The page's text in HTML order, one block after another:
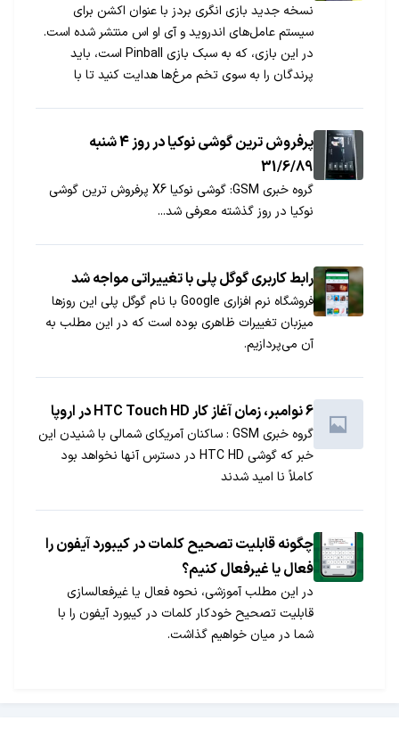
نسخه جدید بازی انگری بردز با عنوان اکشن برای
سیستم عامل‌های اندروید و آی او اس منتشر شده است.
در این بازی، که به سبک بازی Pinball است، باید
پرندگان را به سوی تخم مرغ‌ها هدایت کنید تا با
iOS در اختیارتان قرار گرفته است.
پرفروش ترین گوشی نوکیا در روز 4 شنبه
31/6/89
گروه خبری GSM: گوشی نوکیا X6 پرفروش ترین گوشی
نوکیا در روز گذشته معرفی شد...
رابط کاربری گوگل پلی با تغییراتی مواجه شد
فروشگاه نرم افزاری Google با نام گوگل پلی این روزها
میزبان تغییرات ظاهری بوده است که در این مطلب به
آن می‌پردازیم.
6 نوامبر، زمان آغاز کار HTC Touch HD در اروپا
گروه خبری GSM : ساکنان آمریکای شمالی با شنیدن این
خبر که گوشی HTC HD در دسترس آنها نخواهد بود
کاملاً نا امید شدند
چگونه قابلیت تصحیح کلمات در کیبورد آیفون را
فعال یا غیرفعال کنیم؟
در این مطلب آموزشی، نحوه فعال یا غیرفعالسازی
قابلیت تصحیح خودکار کلمات در کیبورد آیفون را با
شما در میان خواهیم گذاشت.